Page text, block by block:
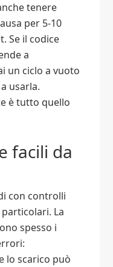
tenere
per 5-10
Se il codice
a
un ciclo a vuoto
usarla.
è tutto quello
facili da
con controlli
La
spesso i
lo scarico può